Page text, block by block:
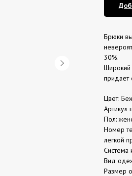
Брюки
30%.
Широкий
придает
Цвет:
Артикул
Пол:
Номер
легкой
Вид
Размер